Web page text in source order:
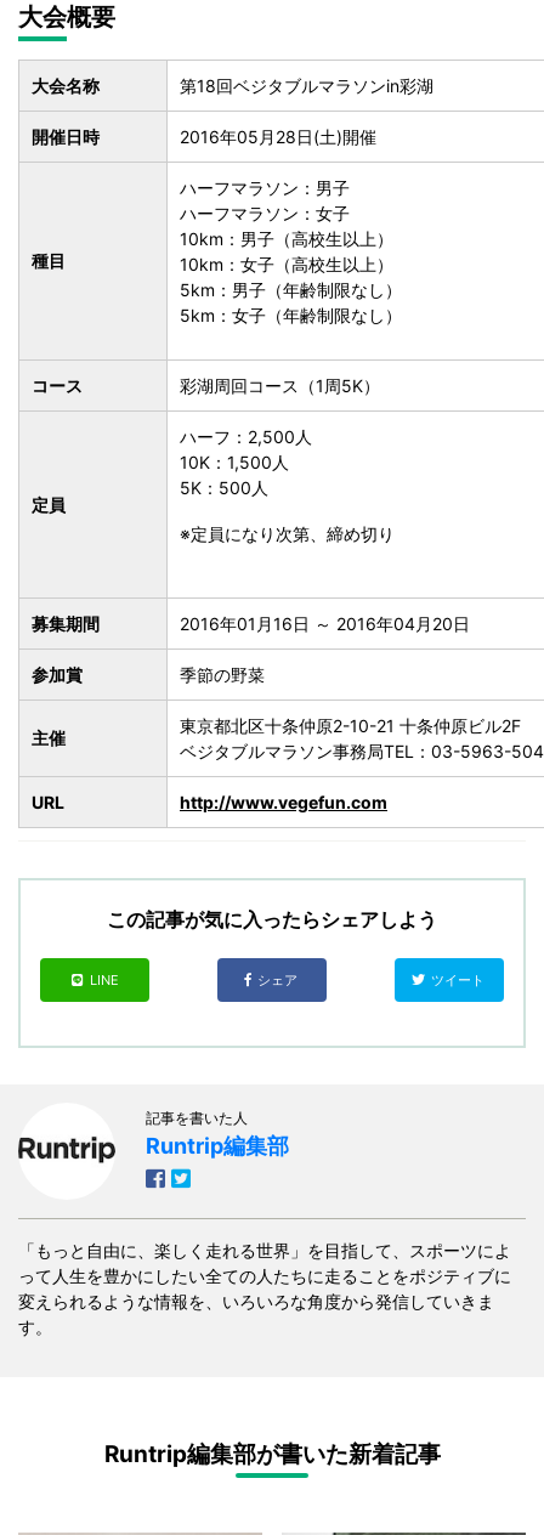
大会概要
大会名称 第18回ベジタブルマラソンin彩湖
開催日時 2016年05月28日(土)開催
種目
ハーフマラソン：男子
ハーフマラソン：女子
10km：男子（高校生以上）
10km：女子（高校生以上）
5km：男子（年齢制限なし）
5km：女子（年齢制限なし）
コース 彩湖周回コース（1周5K）
定員
ハーフ：2,500人
10K：1,500人
5K：500人
※定員になり次第、締め切り
募集期間 2016年01月16日 ～ 2016年04月20日
参加賞 季節の野菜
主催
東京都北区十条仲原2-10-21 十条仲原ビル2F
ベジタブルマラソン事務局TEL：03-5963-
URL http://www.vegefun.com
この記事が気に入ったらシェアしよう
LINE シェア ツイート
記事を書いた人
Runtrip編集部
「もっと自由に、楽しく走れる世界」を目指して、スポーツによ
って人生を豊かにしたい全ての人たちに走ることをポジティブに
変えられるような情報を、いろいろな角度から発信していきま
す。
Runtrip編集部が書いた新着記事